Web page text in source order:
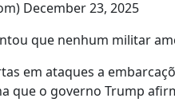
December 23, 2025
que nenhum militar
em ataques a
que o governo Trump